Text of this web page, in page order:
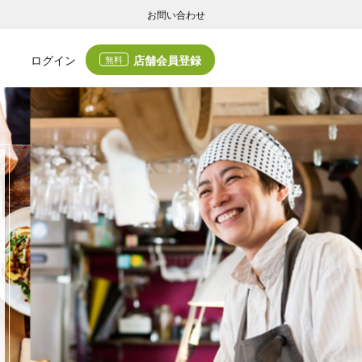
お問い合わせ
ログイン 無料 店舗会員登録
集客・業務支援
グの集客サービスと業務支援サービスで店舗経営の課題解決を支援します。